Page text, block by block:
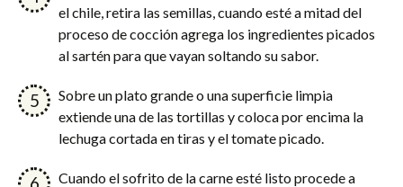
el chile, retira las semillas, cuando esté a mitad del
proceso de cocción agrega los ingredientes picados
al sartén para que vayan soltando su sabor.
Sobre un plato grande o una superficie limpia
extiende una de las tortillas y coloca por encima la
lechuga cortada en tiras y el tomate picado.
Cuando el sofrito de la carne esté listo procede a